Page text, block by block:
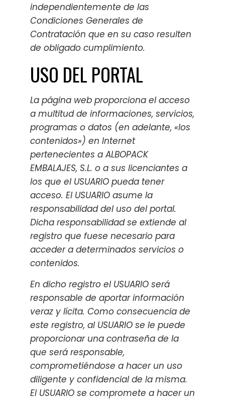
independientemente de las
Condiciones Generales de
Contratación que en su caso resulten
de obligado cumplimiento.
USO DEL PORTAL
La página web proporciona el acceso
a multitud de informaciones, servicios,
programas o datos (en adelante, «los
contenidos») en Internet
pertenecientes a ALBOPACK
EMBALAJES, S.L. o a sus licenciantes a
los que el USUARIO pueda tener
acceso. El USUARIO asume la
responsabilidad del uso del portal.
Dicha responsabilidad se extiende al
registro que fuese necesario para
acceder a determinados servicios o
contenidos.
En dicho registro el USUARIO será
responsable de aportar información
veraz y lícita. Como consecuencia de
este registro, al USUARIO se le puede
proporcionar una contraseña de la
que será responsable,
comprometiéndose a hacer un uso
diligente y confidencial de la misma.
El USUARIO se compromete a hacer un